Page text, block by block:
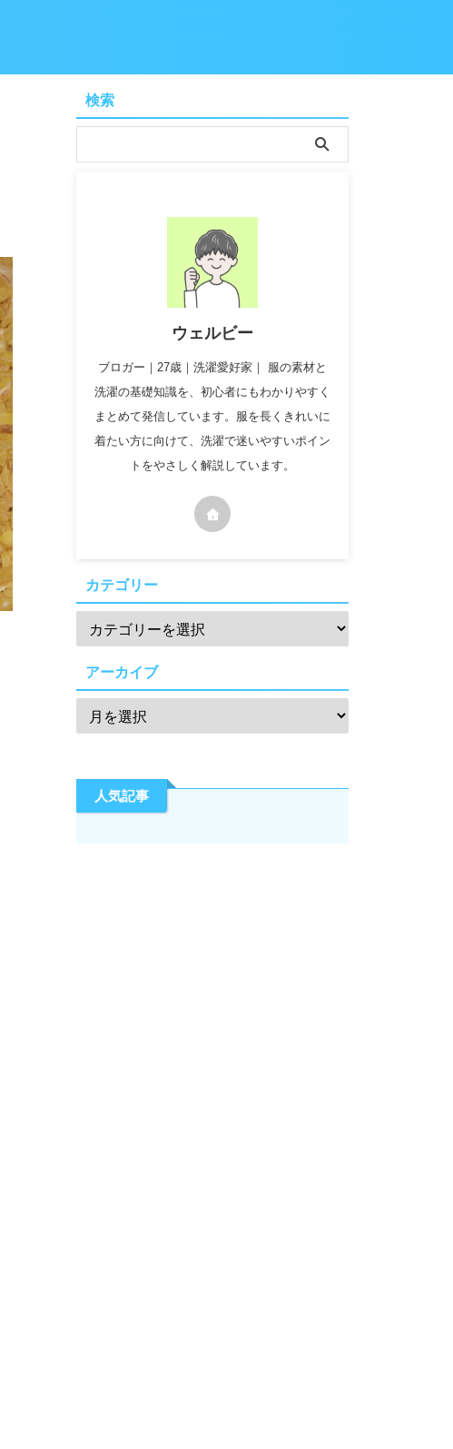
検索
ウェルビー
ブロガー｜27歳｜洗濯愛好家｜ 服の素材と
洗濯の基礎知識を、初心者にもわかりやすく
まとめて発信しています。服を長くきれいに
着たい方に向けて、洗濯で迷いやすいポイン
トをやさしく解説しています。
カテゴリー
アーカイブ
人気記事